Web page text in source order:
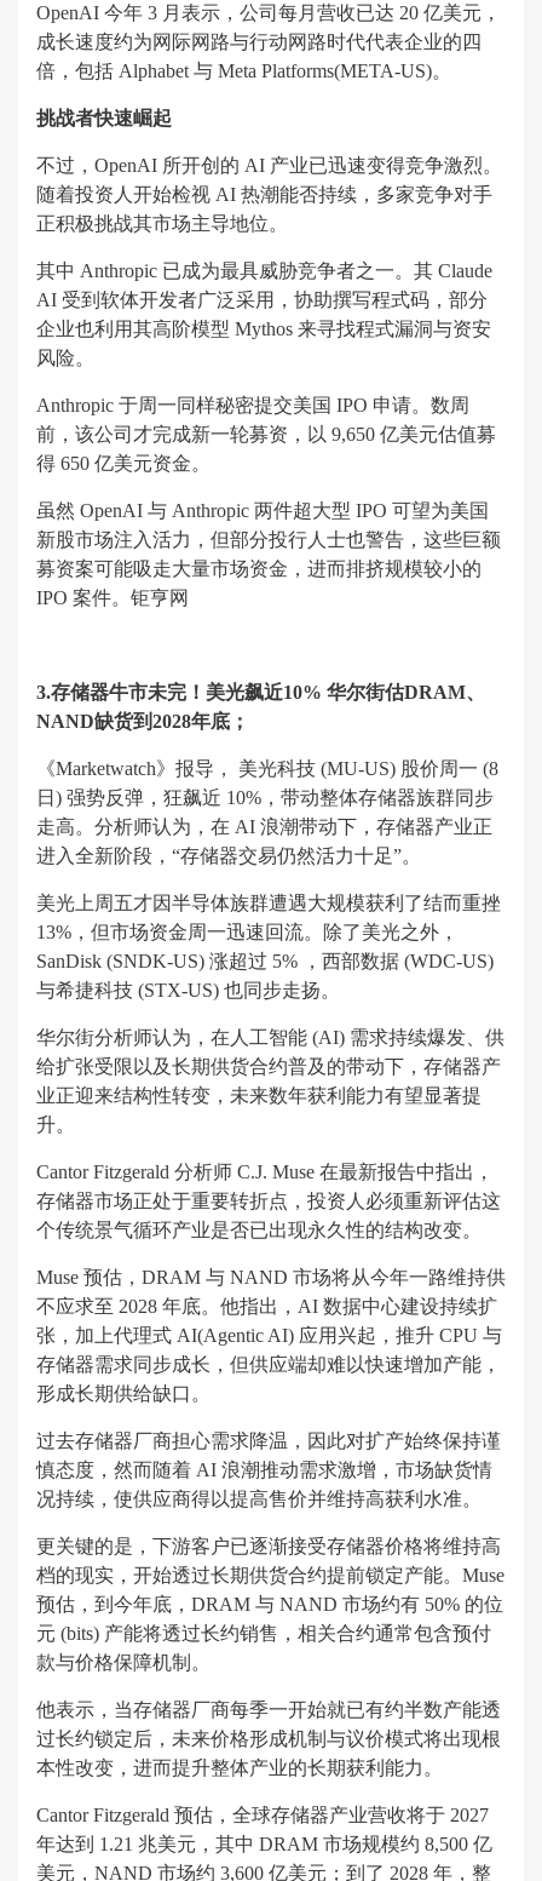
OpenAI 今年 3 月表示，公司每月营收已达 20 亿美元，
成长速度约为网际网路与行动网路时代代表企业的四
倍，包括 Alphabet 与 Meta Platforms(META-US)。
挑战者快速崛起
不过，OpenAI 所开创的 AI 产业已迅速变得竞争激烈。
随着投资人开始检视 AI 热潮能否持续，多家竞争对手
正积极挑战其市场主导地位。
其中 Anthropic 已成为最具威胁竞争者之一。其 Claude
AI 受到软体开发者广泛采用，协助撰写程式码，部分
企业也利用其高阶模型 Mythos 来寻找程式漏洞与资安
风险。
Anthropic 于周一同样秘密提交美国 IPO 申请。数周
前，该公司才完成新一轮募资，以 9,650 亿美元估值募
得 650 亿美元资金。
虽然 OpenAI 与 Anthropic 两件超大型 IPO 可望为美国
新股市场注入活力，但部分投行人士也警告，这些巨额
募资案可能吸走大量市场资金，进而排挤规模较小的
IPO 案件。钜亨网
3.存储器牛市未完！美光飙近10% 华尔街估DRAM、
NAND缺货到2028年底；
《Marketwatch》报导， 美光科技 (MU-US) 股价周一 (8
日) 强势反弹，狂飙近 10%，带动整体存储器族群同步
走高。分析师认为，在 AI 浪潮带动下，存储器产业正
进入全新阶段，“存储器交易仍然活力十足”。
美光上周五才因半导体族群遭遇大规模获利了结而重挫
13%，但市场资金周一迅速回流。除了美光之外，
SanDisk (SNDK-US) 涨超过 5% ，西部数据 (WDC-US)
与希捷科技 (STX-US) 也同步走扬。
华尔街分析师认为，在人工智能 (AI) 需求持续爆发、供
给扩张受限以及长期供货合约普及的带动下，存储器产
业正迎来结构性转变，未来数年获利能力有望显著提
升。
Cantor Fitzgerald 分析师 C.J. Muse 在最新报告中指出，
存储器市场正处于重要转折点，投资人必须重新评估这
个传统景气循环产业是否已出现永久性的结构改变。
Muse 预估，DRAM 与 NAND 市场将从今年一路维持供
不应求至 2028 年底。他指出，AI 数据中心建设持续扩
张，加上代理式 AI(Agentic AI) 应用兴起，推升 CPU 与
存储器需求同步成长，但供应端却难以快速增加产能，
形成长期供给缺口。
过去存储器厂商担心需求降温，因此对扩产始终保持谨
慎态度，然而随着 AI 浪潮推动需求激增，市场缺货情
况持续，使供应商得以提高售价并维持高获利水准。
更关键的是，下游客户已逐渐接受存储器价格将维持高
档的现实，开始透过长期供货合约提前锁定产能。Muse
预估，到今年底，DRAM 与 NAND 市场约有 50% 的位
元 (bits) 产能将透过长约销售，相关合约通常包含预付
款与价格保障机制。
他表示，当存储器厂商每季一开始就已有约半数产能透
过长约锁定后，未来价格形成机制与议价模式将出现根
本性改变，进而提升整体产业的长期获利能力。
Cantor Fitzgerald 预估，全球存储器产业营收将于 2027
年达到 1.21 兆美元，其中 DRAM 市场规模约 8,500 亿
美元，NAND 市场约 3,600 亿美元；到了 2028 年，整